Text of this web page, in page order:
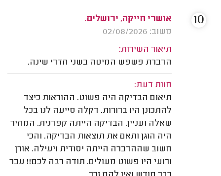
אושרי חייקה, ירושלים.
משוב: 02/08/2026
תיאור השירות:
הדברת פשפש המיטה בשני חדרי שינה.
חוות דעת:
תיאום הבדיקה היה פשוט. ההוראות כיצד
להתכונן היו ברורות. דקלה סייעה לנו בכל
שאלה ועניין. הבדיקה הייתה קפדנית. המחיר
היה הוגן ותאם את תוצאות הבדיקה. והכי
חשוב שההדברה הייתה יסודית ויעילה. אורן
ורועי היו פשוט מעולים. תודה רבה לכם!! עבר
10